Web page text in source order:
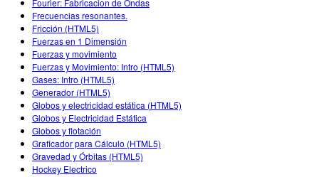
Frecuencias resonantes.
Fricción (HTML5)
Fuerzas en 1 Dimensión
Fuerzas y movimiento
Fuerzas y Movimiento: Intro (HTML5)
Gases: Intro (HTML5)
Generador (HTML5)
Globos y electricidad estática (HTML5)
Globos y Electricidad Estática
Globos y flotación
Graficador para Cálculo (HTML5)
Gravedad y Órbitas (HTML5)
Hockey Electrico